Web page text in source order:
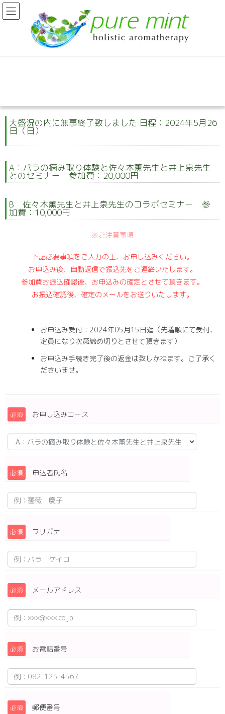
大盛況の内に無事終了致しました 日程：2024年5月26
日（日）
A：バラの摘み取り体験と佐々木薫先生と井上泉先生
とのセミナー 参加費：20,000円
B 佐々木薫先生と井上泉先生のコラボセミナー 参
加費：10,000円
※ご注意事項
下記必要事項をご入力の上、お申し込みください。
お申込み後、自動返信で振込先をご連絡いたします。
参加費お振込確認後、お申込みの確定とさせて頂きます。
お振込確認後、確定のメールをお送りいたします。
お申込み受付：2024年05月15日迄（先着順にて受付、
定員になり次第締め切りとさせて頂きます）
お申込み手続き完了後の返金は致しかねます。ご了承く
ださいませ。
必須 お申し込みコース
必須 申込者氏名
必須 フリガナ
必須 メールアドレス
必須 お電話番号
必須 郵便番号